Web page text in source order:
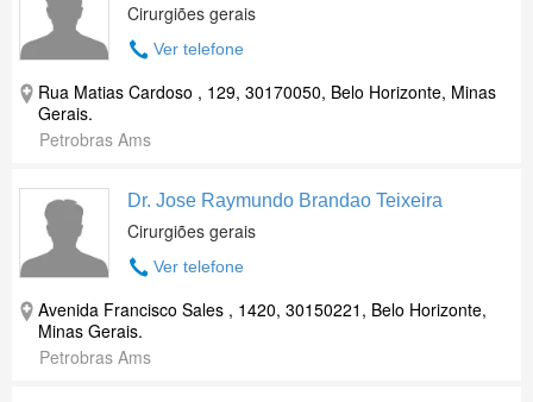
Cirurgiões gerais
Ver telefone
Rua Matias Cardoso , 129, 30170050, Belo Horizonte, Minas
Gerais.
Petrobras Ams
Dr. Jose Raymundo Brandao Teixeira
Cirurgiões gerais
Ver telefone
Avenida Francisco Sales , 1420, 30150221, Belo Horizonte,
Minas Gerais.
Petrobras Ams